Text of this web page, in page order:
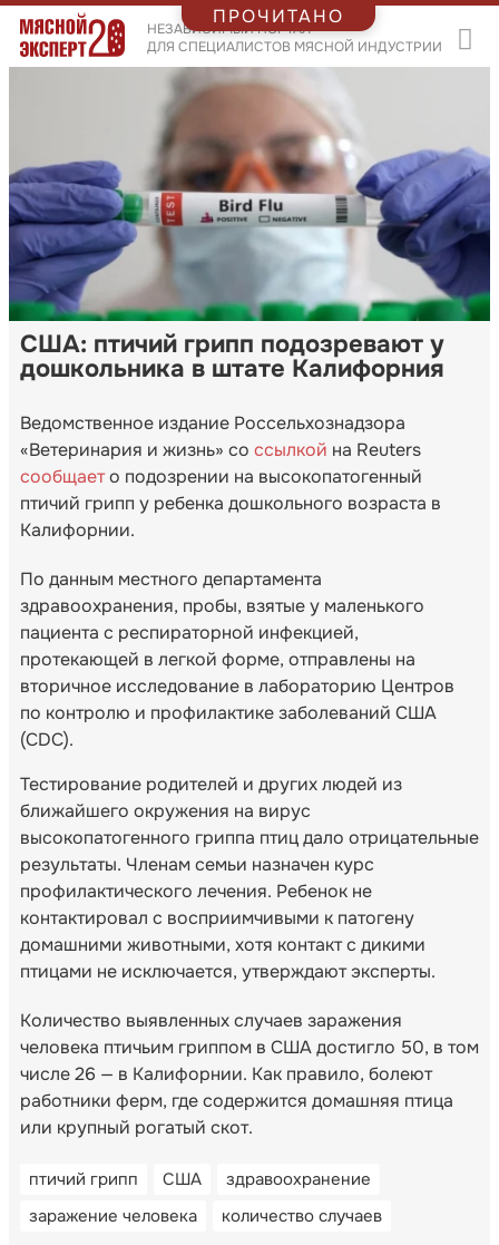
НЕЗАВИСИМЫЙ ПОРТАЛ
ДЛЯ СПЕЦИАЛИСТОВ МЯСНОЙ ИНДУСТРИИ
США: птичий грипп подозревают у
дошкольника в штате Калифорния
Ведомственное издание Россельхознадзора
«Ветеринария и жизнь» со ссылкой на Reuters
сообщаето подозрении на высокопатогенный
птичий грипп у ребенка дошкольного возраста в
Калифорнии.
По данным местного департамента
здравоохранения, пробы, взятые у маленького
пациента с респираторной инфекцией,
протекающей в легкой форме, отправлены на
вторичное исследование в лабораторию Центров
по контролю и профилактике заболеваний США
(CDC).
Тестирование родителей и других людей из
ближайшего окружения на вирус
высокопатогенного гриппа птиц дало отрицательные
результаты. Членам семьи назначен курс
профилактического лечения. Ребенок не
контактировал с восприимчивыми к патогену
домашними животными, хотя контакт с дикими
птицами не исключается, утверждают эксперты.
Количество выявленных случаев заражения
человека птичьим гриппом в США достигло 50, в том
числе 26 — в Калифорнии. Как правило, болеют
работники ферм, где содержится домашняя птица
или крупный рогатый скот.
птичий грипп США
здравоохранение
заражение человека
количество случаев
ПРОЧИТАНО